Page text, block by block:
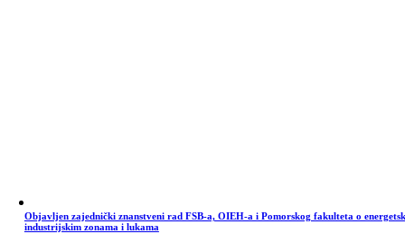
Objavljen zajednički znanstveni rad FSB-a, OIEH-a i Pomorskog fakulteta o
industrijskim zonama i lukama